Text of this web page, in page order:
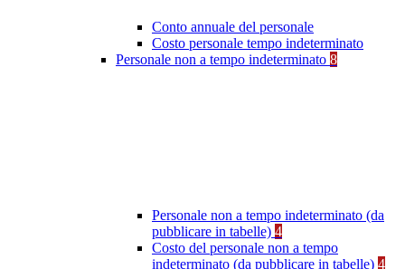
Conto annuale del personale
Costo personale tempo indeterminato
Personale non a tempo indeterminato 8
Personale non a tempo indeterminato (da
pubblicare in tabelle) 4
Costo del personale non a tempo
indeterminato (da pubblicare in tabelle) 4